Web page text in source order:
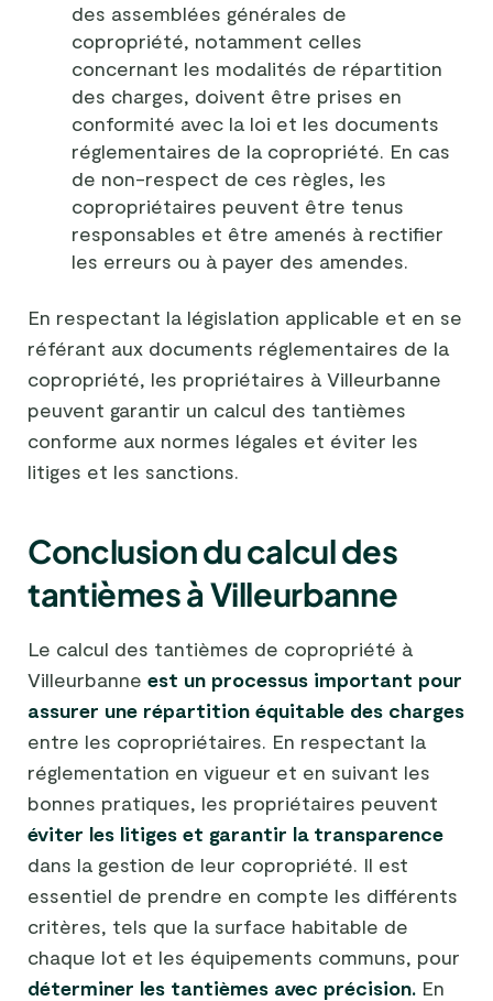
des assemblées générales de
copropriété, notamment celles
concernant les modalités de répartition
des charges, doivent être prises en
conformité avec la loi et les documents
réglementaires de la copropriété. En cas
de non-respect de ces règles, les
copropriétaires peuvent être tenus
responsables et être amenés à rectifier
les erreurs ou à payer des amendes.
En respectant la législation applicable et en se
référant aux documents réglementaires de la
copropriété, les propriétaires à Villeurbanne
peuvent garantir un calcul des tantièmes
conforme aux normes légales et éviter les
litiges et les sanctions.
Conclusion du calcul des
tantièmes à Villeurbanne
Le calcul des tantièmes de copropriété à
Villeurbanne est un processus important pour
assurer une répartition équitable des charges
entre les copropriétaires. En respectant la
réglementation en vigueur et en suivant les
bonnes pratiques, les propriétaires peuvent
éviter les litiges et garantir la transparence
dans la gestion de leur copropriété. Il est
essentiel de prendre en compte les différents
critères, tels que la surface habitable de
chaque lot et les équipements communs, pour
déterminer les tantièmes avec précision. En